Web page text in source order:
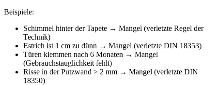
Beispiele:
Schimmel hinter der Tapete → Mangel (verletzte Regel der
Technik)
Estrich ist 1 cm zu dünn → Mangel (verletzte DIN 18353)
Türen klemmen nach 6 Monaten → Mangel
(Gebrauchstauglichkeit fehlt)
Risse in der Putzwand > 2 mm → Mangel (verletzte DIN
18350)